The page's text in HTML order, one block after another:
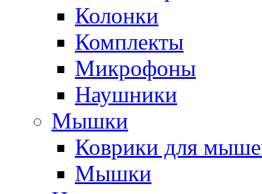
Колонки
Комплекты
Микрофоны
Наушники
Мышки
Коврики для
Мышки